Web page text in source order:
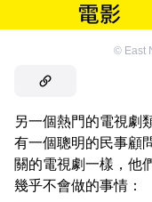
© East
另一個熱門的電視劇
有一個聰明的民事顧
關的電視劇一樣，他
幾乎不會做的事情：